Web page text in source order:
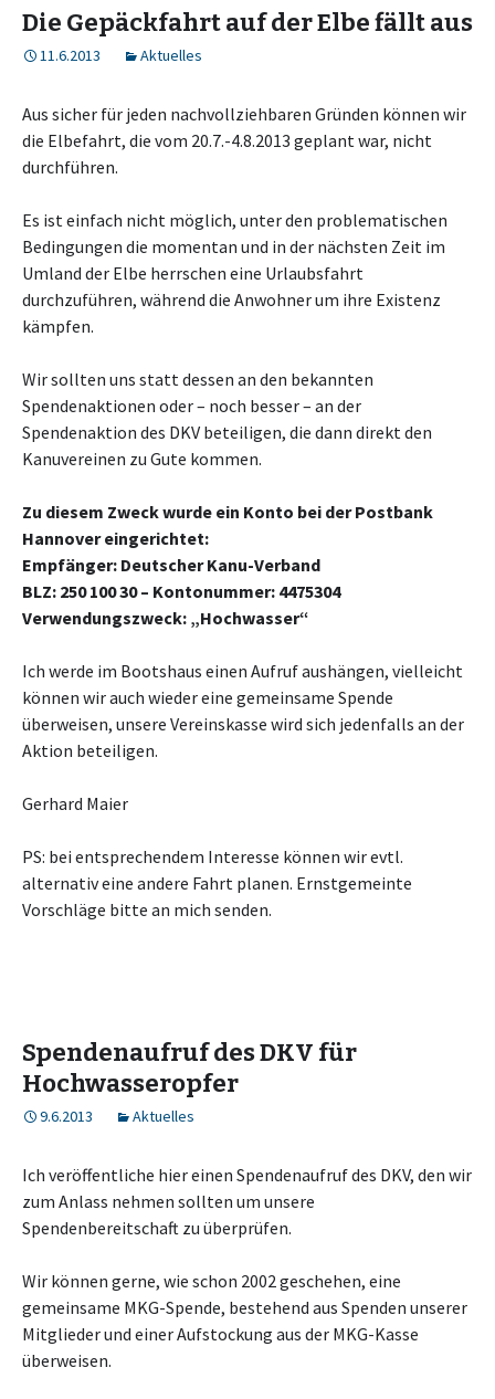
Die Gepäckfahrt auf der Elbe fällt aus
11.6.2013 Aktuelles
Aus sicher für jeden nachvollziehbaren Gründen können wir
die Elbefahrt, die vom 20.7.-4.8.2013 geplant war, nicht
durchführen.
Es ist einfach nicht möglich, unter den problematischen
Bedingungen die momentan und in der nächsten Zeit im
Umland der Elbe herrschen eine Urlaubsfahrt
durchzuführen, während die Anwohner um ihre Existenz
kämpfen.
Wir sollten uns statt dessen an den bekannten
Spendenaktionen oder – noch besser – an der
Spendenaktion des DKV beteiligen, die dann direkt den
Kanuvereinen zu Gute kommen.
Zu diesem Zweck wurde ein Konto bei der Postbank
Hannover eingerichtet:
Empfänger: Deutscher Kanu-Verband
BLZ: 250 100 30 – Kontonummer: 4475304
Verwendungszweck: „Hochwasser“
Ich werde im Bootshaus einen Aufruf aushängen, vielleicht
können wir auch wieder eine gemeinsame Spende
überweisen, unsere Vereinskasse wird sich jedenfalls an der
Aktion beteiligen.
Gerhard Maier
PS: bei entsprechendem Interesse können wir evtl.
alternativ eine andere Fahrt planen. Ernstgemeinte
Vorschläge bitte an mich senden.
Spendenaufruf des DKV für
Hochwasseropfer
9.6.2013 Aktuelles
Ich veröffentliche hier einen Spendenaufruf des DKV, den wir
zum Anlass nehmen sollten um unsere
Spendenbereitschaft zu überprüfen.
Wir können gerne, wie schon 2002 geschehen, eine
gemeinsame MKG-Spende, bestehend aus Spenden unserer
Mitglieder und einer Aufstockung aus der MKG-Kasse
überweisen.